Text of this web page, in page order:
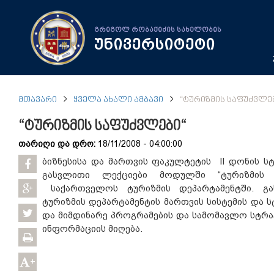
გრიგოლ რობაქიძის სახელობის
უნივერსიტეტი
ᲛᲗᲐᲕᲐᲠᲘ ᲧᲕᲔᲚᲐ ᲐᲮᲐᲚᲘ ᲐᲛᲑᲐᲕᲘ “ᲢᲣᲠᲘᲖᲛᲘᲡ
“ტურიზმის საფუძვლები“
თარიღი და დრო: 18/11/2008 - 04:00:00
+
ბიზნესისა და მართვის ფაკულტეტის II დონის
გასვლითი ლექციები მოდულში “ტურიზმის
საქართველოს ტურიზმის დეპარტამენტში.
ტურიზმის დეპარტამენტის მართვის სისტემის და
და მიმდინარე პროგრამების და სამომავლო
ინფორმაციის მიღება.